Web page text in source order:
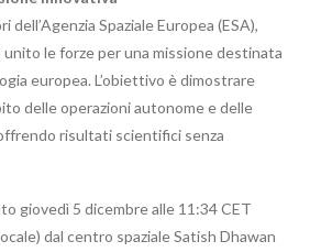
Spaziale Europea (ESA),
unito le forze per una missione destinata
europea. L’obiettivo è dimostrare
delle operazioni autonome e delle
risultati scientifici senza
giovedì 5 dicembre alle 11:34 CET
dal centro spaziale Satish Dhawan